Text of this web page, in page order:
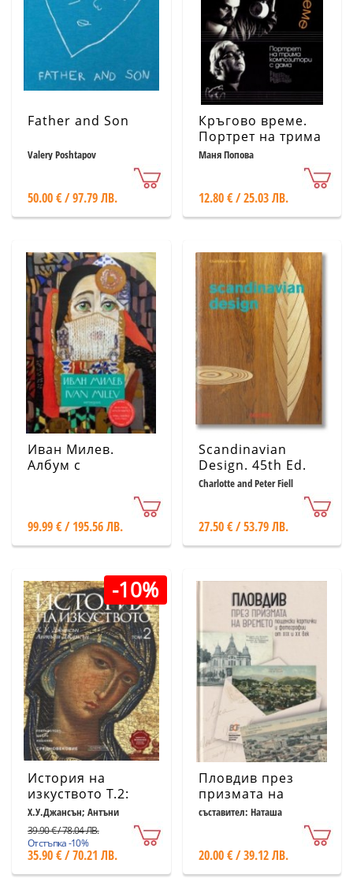
Father and Son
Valery Poshtapov
50.00 € / 97.79 ЛВ.
Кръгово време.
Портрет на трима
композитори с
Маня Попова
12.80 € / 25.03 ЛВ.
Иван Милев.
Албум с
Арт принт: Крали
99.99 € / 195.56 ЛВ.
Scandinavian
Design. 45th Ed.
Charlotte and Peter Fiell
27.50 € / 53.79 ЛВ.
-10%
История на
изкуството Т.2:
Средновековие
(шесто
преработено
издание)
Х.У.Джансън; Антъни
39.90 € / 78.04 ЛВ.
Отстъпка -10%
35.90 € / 70.21 ЛВ.
Пловдив през
призмата на
времето.
фотографии от XIX
и XX век
съставител: Наташа
Костадинова, д-р Методи
20.00 € / 39.12 ЛВ.